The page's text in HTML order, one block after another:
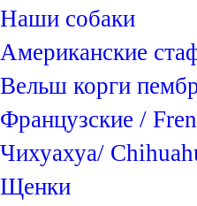
Наши собаки
Американские
Вельш корги
Французские /
Чихуахуа/
Щенки